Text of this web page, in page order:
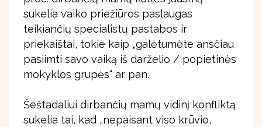
sukelia vaiko priežiūros paslaugas
teikiančių specialistų pastabos ir
priekaištai, tokie kaip „galėtumėte ansčiau
pasiimti savo vaiką iš darželio / popietinės
mokyklos grupės“ ar pan.
Šeštadaliui dirbančių mamų vidinį konfliktą
sukelia tai, kad „nepaisant viso krūvio,